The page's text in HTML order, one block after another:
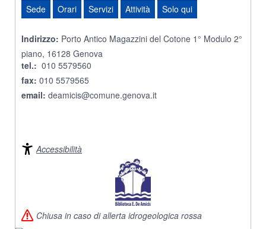
Sede Orari Servizi Attività Solo qui
Indirizzo: Porto Antico Magazzini del Cotone 1° Modulo 2°
piano, 16128 Genova
tel.: 010 5579560
fax: 010 5579565
email: deamicis@comune.genova.it
Accessibilità
Chiusa in caso di allerta idrogeologica rossa